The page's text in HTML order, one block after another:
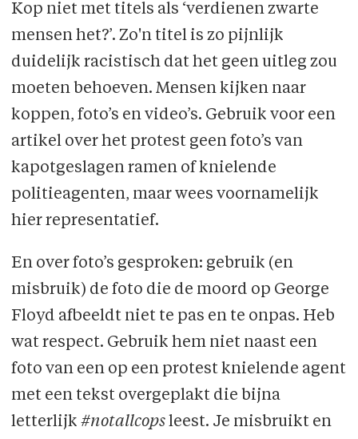
Kop niet met titels als ‘verdienen zwarte
mensen het?’. Zo'n titel is zo pijnlijk
duidelijk racistisch dat het geen uitleg zou
moeten behoeven. Mensen kijken naar
koppen, foto’s en video’s. Gebruik voor een
artikel over het protest geen foto’s van
kapotgeslagen ramen of knielende
politieagenten, maar wees voornamelijk
hier representatief.
En over foto’s gesproken: gebruik (en
misbruik) de foto die de moord op George
Floyd afbeeldt niet te pas en te onpas. Heb
wat respect. Gebruik hem niet naast een
foto van een op een protest knielende agent
met een tekst overgeplakt die bijna
letterlijk #notallcopsleest. Je misbruikt en